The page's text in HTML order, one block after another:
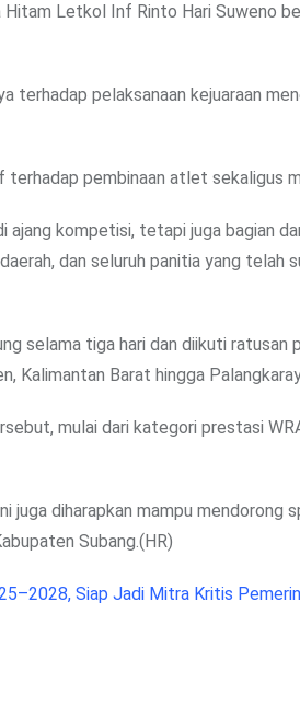
Letkol Inf Rinto Hari Suweno
terhadap pelaksanaan kejuaraan
pembinaan atlet sekaligus
kompetisi, tetapi juga bagian
dan seluruh panitia yang telah
selama tiga hari dan diikuti ratusan
Kalimantan Barat hingga
mulai dari kategori prestasi
juga diharapkan mampu mendorong
Subang.(HR)
Siap Jadi Mitra Kritis